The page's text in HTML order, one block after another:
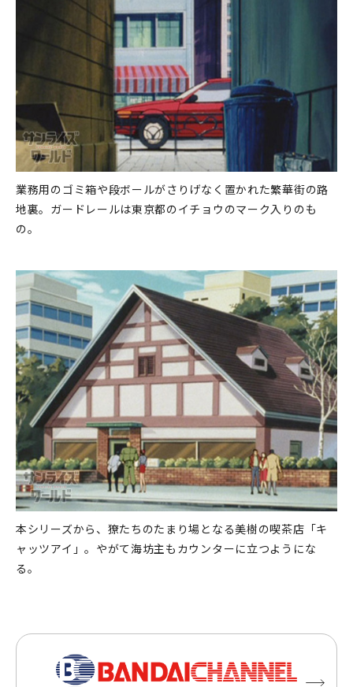
業務用のゴミ箱や段ボールがさりげなく置かれた繁華街の路
地裏。ガードレールは東京都のイチョウのマーク入りのも
の。
本シリーズから、獠たちのたまり場となる美樹の喫茶店「キ
ャッツアイ」。やがて海坊主もカウンターに立つようにな
る。